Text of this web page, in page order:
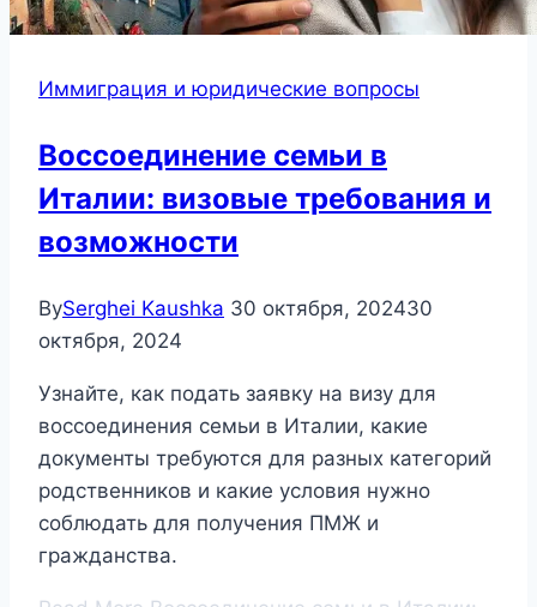
Иммиграция и юридические вопросы
Воссоединение семьи в
Италии: визовые требования и
возможности
BySerghei Kaushka 30 октября, 202430
октября, 2024
Узнайте, как подать заявку на визу для
воссоединения семьи в Италии, какие
документы требуются для разных категорий
родственников и какие условия нужно
соблюдать для получения ПМЖ и
гражданства.